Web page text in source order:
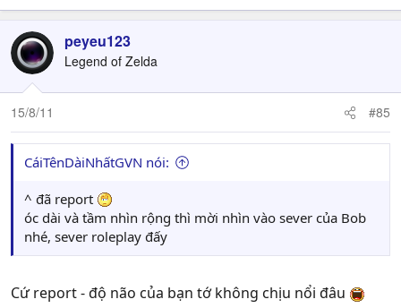
peyeu123
Legend of Zelda
15/8/11 #85
CáiTênDàiNhấtGVN nói:
^ đã report
óc dài và tầm nhìn rộng thì mời nhìn vào sever của Bob
nhé, sever roleplay đấy
Cứ report - độ não của bạn tớ không chịu nổi đâu